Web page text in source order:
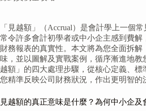
「見越額」（Accrual）是會計學上一個
常令許多會計初學者或中小企主感到費解
財務報表的真實性。本文將為您全面拆解
味，並以圖解及實戰案例，循序漸進地教
越額」的四大處理步驟，從核心定義、標
您精準反映公司財務狀況，作出更明智的
見越額的真正意味是什麼？為何中小企及